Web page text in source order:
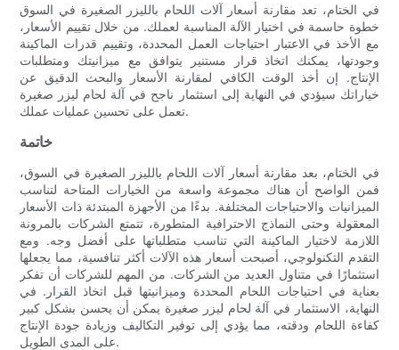
في الختام، تعد مقارنة أسعار آلات اللحام بالليزر الصغيرة في السوق
خطوة حاسمة في اختيار الآلة المناسبة لعملك. من خلال تقييم الأسعار،
مع الأخذ في الاعتبار احتياجات العمل المحددة، وتقييم قدرات الماكينة
وجودتها، يمكنك اتخاذ قرار مستنير يتوافق مع ميزانيتك ومتطلبات
الإنتاج. إن أخذ الوقت الكافي لمقارنة الأسعار والبحث الدقيق عن
خياراتك سيؤدي في النهاية إلى استثمار ناجح في آلة لحام ليزر صغيرة
تعمل على تحسين عمليات عملك.
خاتمة
في الختام، بعد مقارنة أسعار آلات اللحام بالليزر الصغيرة في السوق،
فمن الواضح أن هناك مجموعة واسعة من الخيارات المتاحة لتناسب
الميزانيات والاحتياجات المختلفة. بدءًا من الأجهزة المبتدئة ذات الأسعار
المعقولة وحتى النماذج الاحترافية المتطورة، تتمتع الشركات بالمرونة
اللازمة لاختيار الماكينة التي تناسب متطلباتها على أفضل وجه. ومع
التقدم التكنولوجي، أصبحت أسعار هذه الآلات أكثر تنافسية، مما يجعلها
استثمارًا في متناول العديد من الشركات. من المهم للشركات أن تفكر
بعناية في احتياجات اللحام المحددة وميزانيتها قبل اتخاذ القرار. في
النهاية، الاستثمار في آلة لحام ليزر صغيرة يمكن أن يحسن بشكل كبير
كفاءة اللحام ودقته، مما يؤدي إلى توفير التكاليف وزيادة جودة الإنتاج
على المدى الطويل.